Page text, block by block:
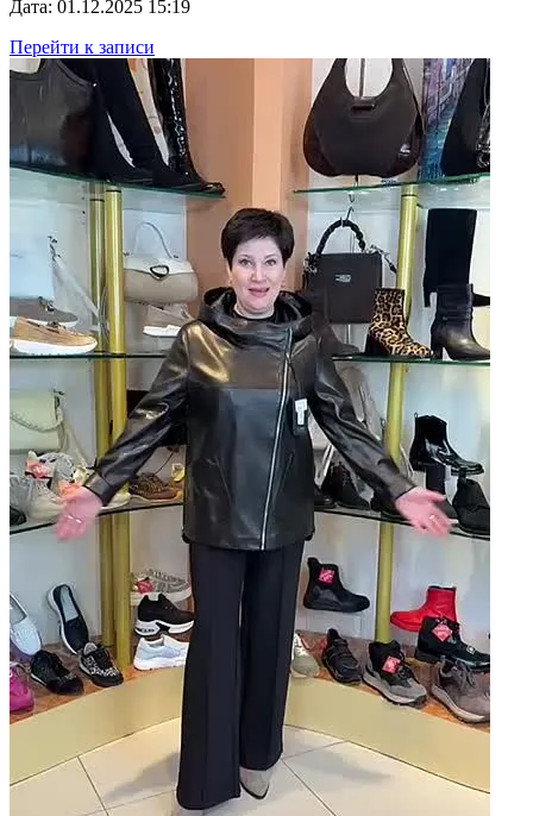
Дата: 01.12.2025 15:19
Перейти к записи